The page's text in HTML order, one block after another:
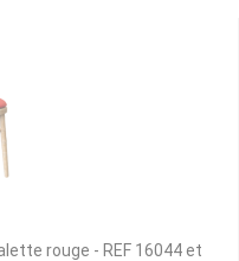
rouge - REF 16044 et